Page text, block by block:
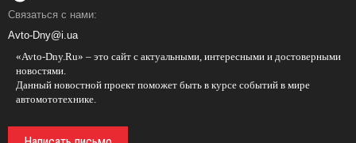
Связаться с нами:
Avto-Dny@i.ua
«Avto-Dny.Ru» – это сайт с актуальными, интересными и достоверными
новостями.
Данный новостной проект поможет быть в курсе событий в мире
автомототехнике.